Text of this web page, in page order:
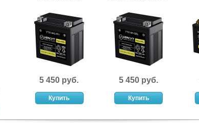
5 450 руб. 5 450 руб.